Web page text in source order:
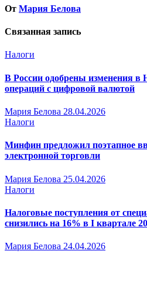
От Мария Белова
Связанная запись
Налоги
В России одобрены изменения в
операций с цифровой валютой
Мария Белова 28.04.2026
Налоги
Минфин предложил поэтапное
электронной торговли
Мария Белова 25.04.2026
Налоги
Налоговые поступления от
снизились на 16% в I квартале
Мария Белова 24.04.2026